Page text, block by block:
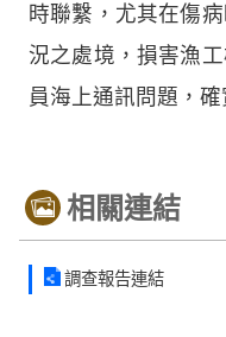
時聯繫，尤其在傷
況之處境，損害漁
員海上通訊問題，確
相關連結
調查報告連結